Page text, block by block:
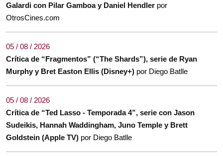
Galardi con Pilar Gamboa y Daniel Hendler por
OtrosCines.com
05 / 08 / 2026
Crítica de “Fragmentos” (“The Shards”), serie de Ryan
Murphy y Bret Easton Ellis (Disney+) por Diego Batlle
05 / 08 / 2026
Crítica de “Ted Lasso - Temporada 4”, serie con Jason
Sudeikis, Hannah Waddingham, Juno Temple y Brett
Goldstein (Apple TV) por Diego Batlle